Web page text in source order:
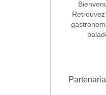
Commentaire ou